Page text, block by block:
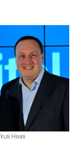
Haas